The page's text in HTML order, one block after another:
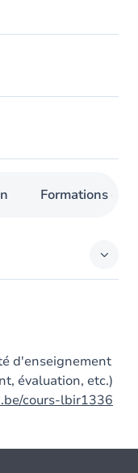
Formations
d'enseignement
évaluation, etc.)
cours-lbir1336